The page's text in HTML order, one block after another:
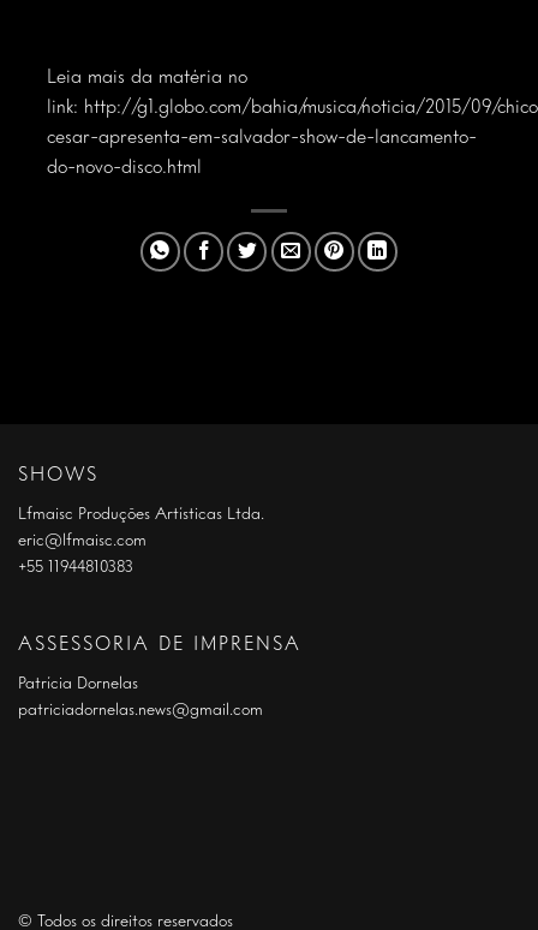
Leia mais da matéria no
link: http://g1.globo.com/bahia/musica/noticia/2015/09/
cesar-apresenta-em-salvador-show-de-lancamento-
do-novo-disco.html
SHOWS
Lfmaisc Produções Artísticas Ltda.
eric@lfmaisc.com
+55 11944810383
ASSESSORIA DE IMPRENSA
Patrícia Dornelas
patriciadornelas.news@gmail.com
© Todos os direitos reservados